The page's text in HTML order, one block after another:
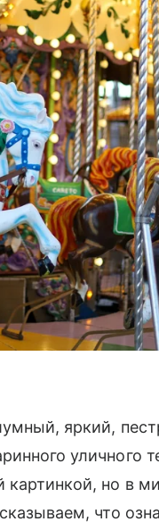
яркий,
уличного
картинкой, но в
что